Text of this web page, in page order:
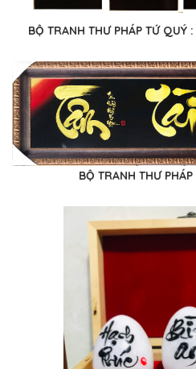
BỘ TRANH THƯ PHÁP TỨ
BỘ TRANH THƯ